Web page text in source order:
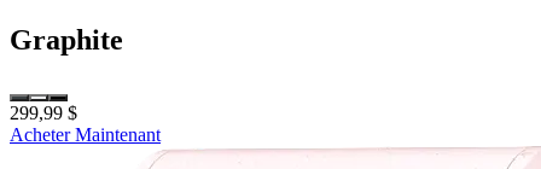
Graphite
299,99 $
Acheter Maintenant